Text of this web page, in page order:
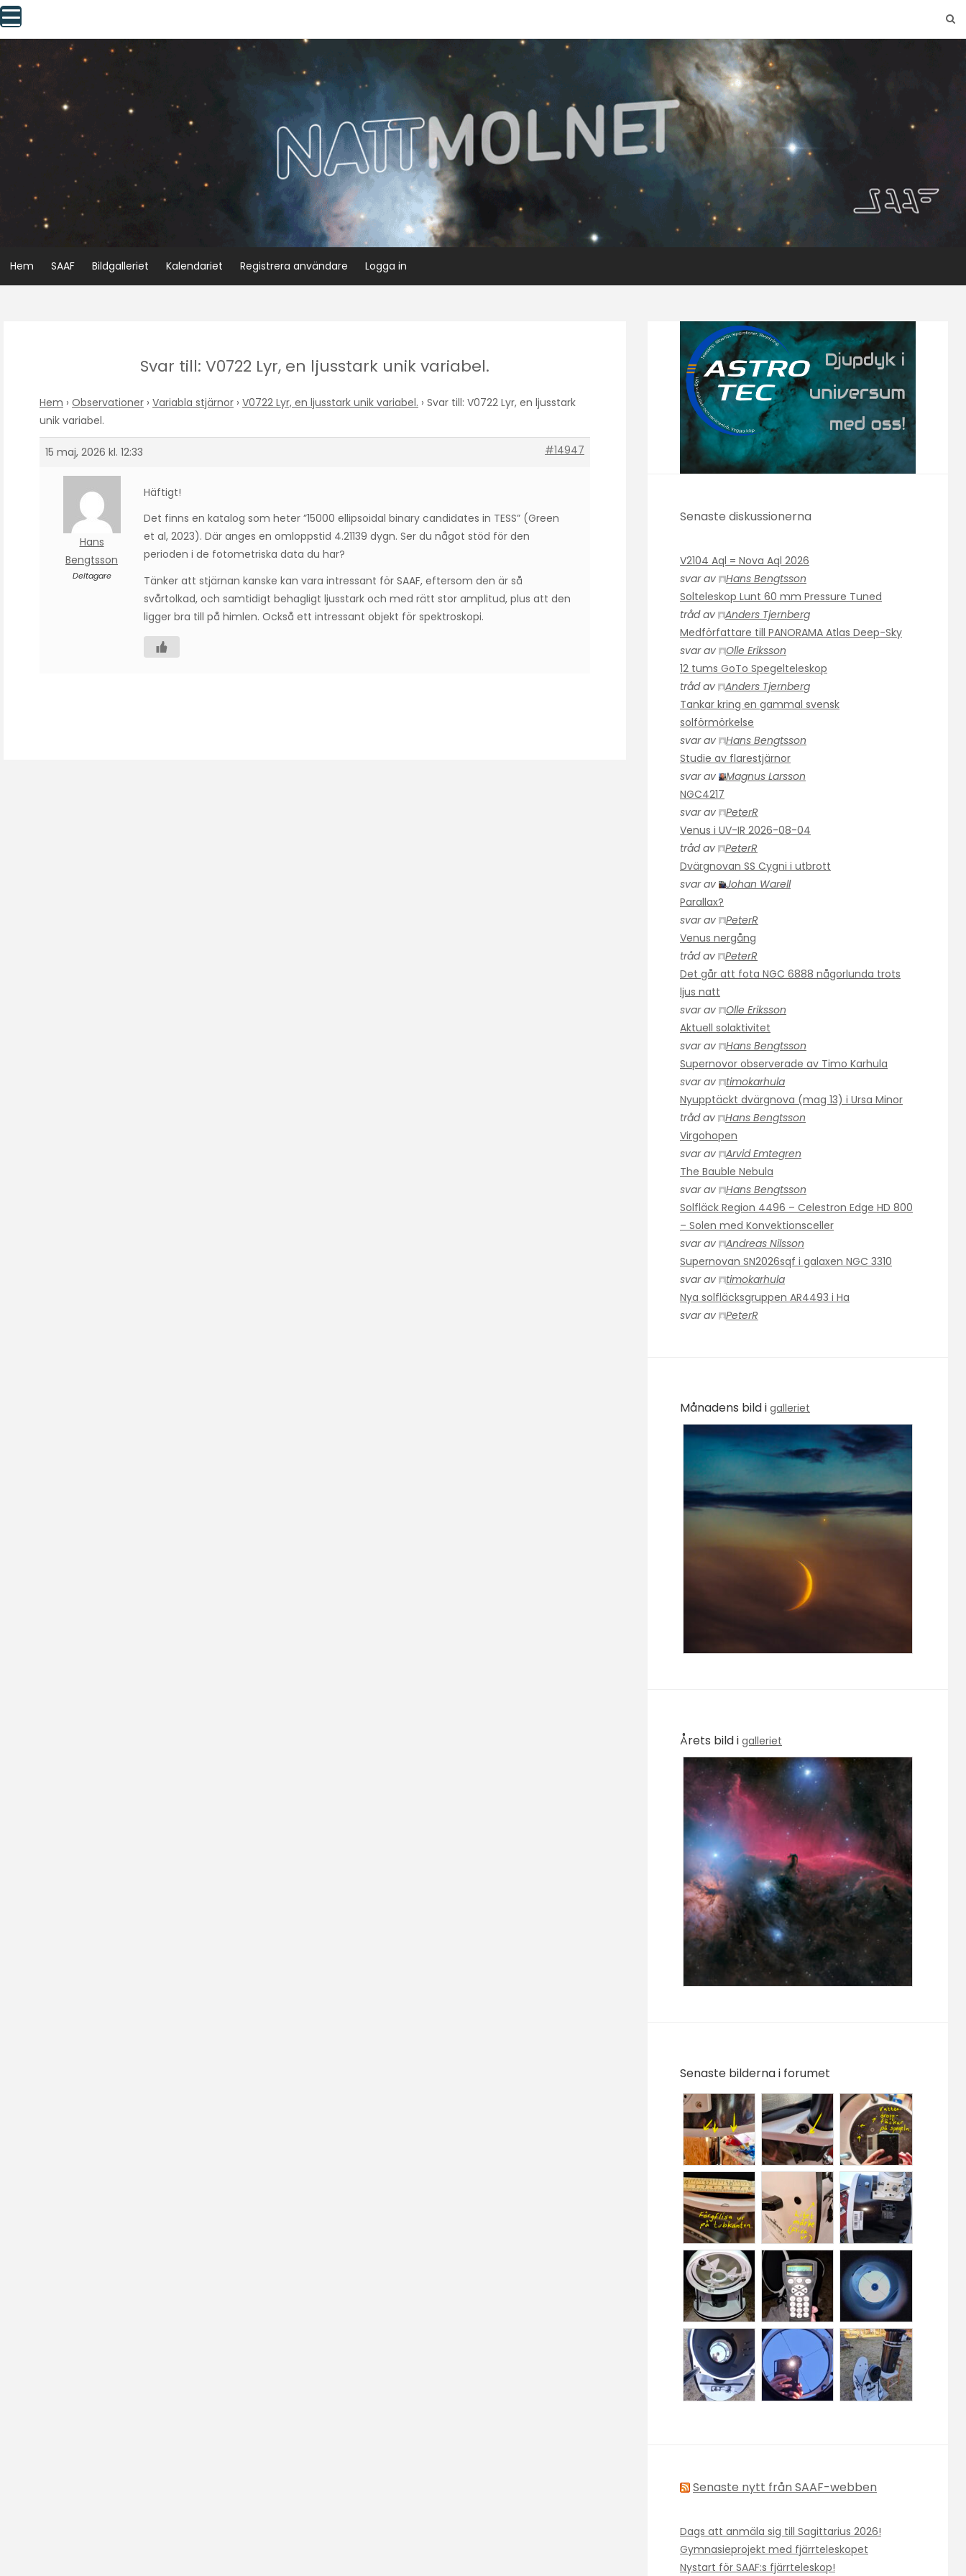
Skip
to
content
Hem SAAF Bildgalleriet Kalendariet Registrera användare Logga in
Svar till: V0722 Lyr, en ljusstark unik variabel.
Hem › Observationer › Variabla stjärnor › V0722 Lyr, en ljusstark unik variabel. › Svar till: V0722 Lyr, en ljusstark
unik variabel.
15 maj, 2026 kl. 12:33 #14947
Hans
Bengtsson
Deltagare
Häftigt!
Det finns en katalog som heter ”15000 ellipsoidal binary candidates in TESS” (Green
et al, 2023). Där anges en omloppstid 4.21139 dygn. Ser du något stöd för den
perioden i de fotometriska data du har?
Tänker att stjärnan kanske kan vara intressant för SAAF, eftersom den är så
svårtolkad, och samtidigt behagligt ljusstark och med rätt stor amplitud, plus att den
ligger bra till på himlen. Också ett intressant objekt för spektroskopi.
Senaste diskussionerna
V2104 Aql = Nova Aql 2026
svar av
Hans Bengtsson
Solteleskop Lunt 60 mm Pressure Tuned
tråd av
Anders Tjernberg
Medförfattare till PANORAMA Atlas Deep-Sky
svar av
Olle Eriksson
12 tums GoTo Spegelteleskop
tråd av
Anders Tjernberg
Tankar kring en gammal svensk
solförmörkelse
svar av
Hans Bengtsson
Studie av flarestjärnor
svar av
Magnus Larsson
NGC4217
svar av
PeterR
Venus i UV-IR 2026-08-04
tråd av
PeterR
Dvärgnovan SS Cygni i utbrott
svar av
Johan Warell
Parallax?
svar av
PeterR
Venus nergång
tråd av
PeterR
Det går att fota NGC 6888 någorlunda trots
ljus natt
svar av
Olle Eriksson
Aktuell solaktivitet
svar av
Hans Bengtsson
Supernovor observerade av Timo Karhula
svar av
timokarhula
Nyupptäckt dvärgnova (mag 13) i Ursa Minor
tråd av
Hans Bengtsson
Virgohopen
svar av
Arvid Emtegren
The Bauble Nebula
svar av
Hans Bengtsson
Solfläck Region 4496 – Celestron Edge HD 800
– Solen med Konvektionsceller
svar av
Andreas Nilsson
Supernovan SN2026sqf i galaxen NGC 3310
svar av
timokarhula
Nya solfläcksgruppen AR4493 i Ha
svar av
PeterR
Månadens bild i galleriet
Årets bild i galleriet
Senaste bilderna i forumet
Senaste nytt från SAAF-webben
Dags att anmäla sig till Sagittarius 2026!
Gymnasieprojekt med fjärrteleskopet
Nystart för SAAF:s fjärrteleskop!